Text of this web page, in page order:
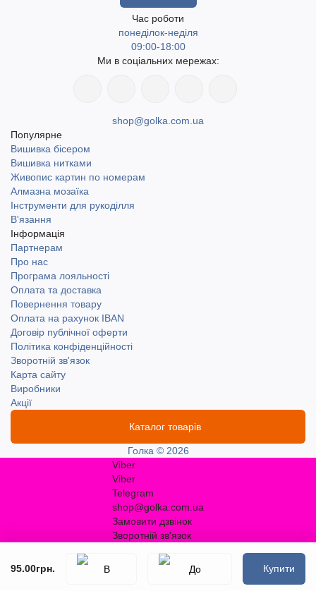
95.00грн. Купити
Час роботи
понеділок-неділя
09:00-18:00
Ми в соціальних мережах:
shop@golka.com.ua
Популярне
Вишивка бісером
Вишивка нитками
Живопис картин по номерам
Алмазна мозаїка
Інструменти для рукоділля
В'язання
Інформація
Партнерам
Про нас
Програма лояльності
Оплата та доставка
Повернення товару
Оплата на рахунок IBAN
Договір публічної оферти
Політика конфіденційності
Зворотній зв'язок
Карта сайту
Виробники
Акції
Каталог товарів
Голка © 2026
Viber
Viber
Telegram
shop@golka.com.ua
Замовити дзвінок
Зворотній зв'язок